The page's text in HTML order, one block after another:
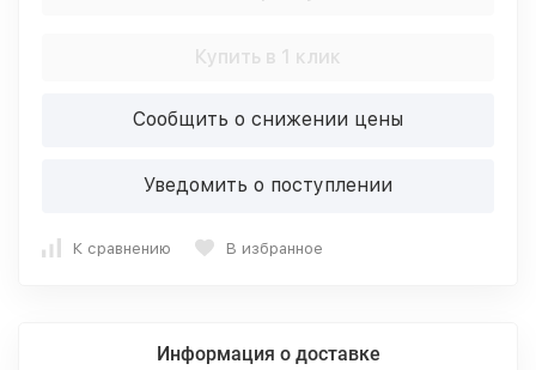
Купить в 1 клик
Сообщить о снижении цены
Уведомить о поступлении
К сравнению В избранное
Информация о доставке